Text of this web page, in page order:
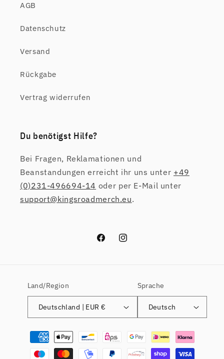
AGB
Datenschutz
Versand
Rückgabe
Vertrag widerrufen
Du benötigst Hilfe?
Bei Fragen, Reklamationen und
Beanstandungen erreicht ihr uns unter +49
(0)231-496694-14 oder per E-Mail unter
support@kingsroadmerch.eu.
FacebookInstagram
Land/Region
Deutschland | EUR €
Sprache
Deutsch
Zahlungsmethoden